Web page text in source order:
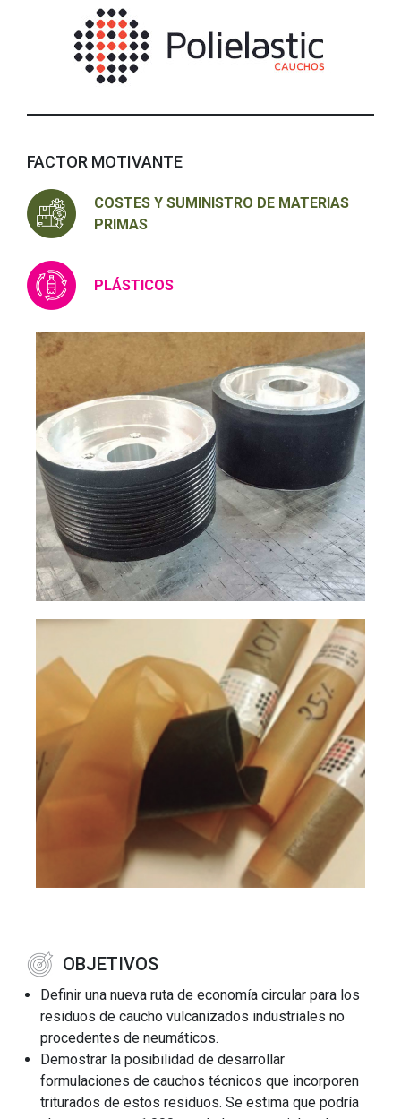
FACTOR MOTIVANTE
COSTES Y SUMINISTRO DE MATERIAS
PRIMAS
PLÁSTICOS
OBJETIVOS
Definir una nueva ruta de economía circular para los
residuos de caucho vulcanizados industriales no
procedentes de neumáticos.
Demostrar la posibilidad de desarrollar
formulaciones de cauchos técnicos que incorporen
triturados de estos residuos. Se estima que podría